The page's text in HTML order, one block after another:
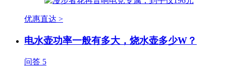
优惠直达 >
电水壶功率一般有多大，烧水壶多少W？
问答 5